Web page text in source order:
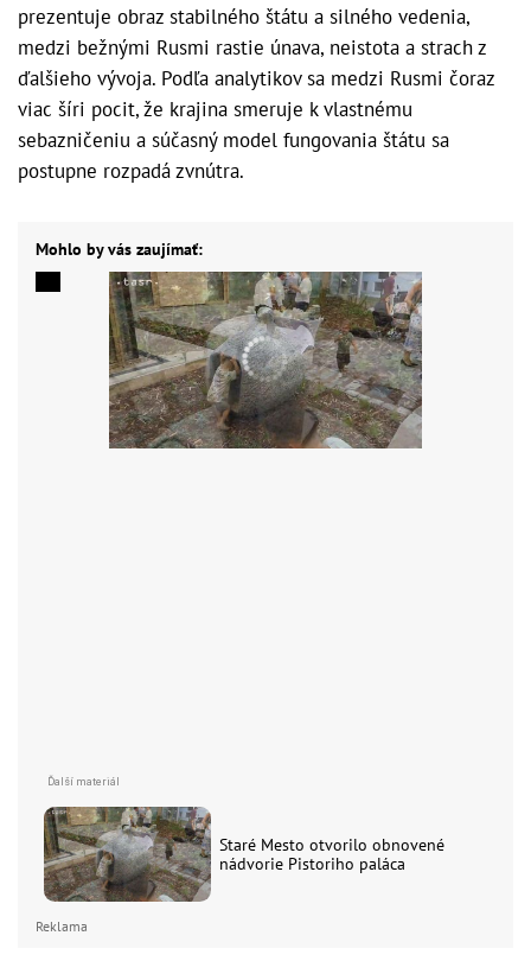
prezentuje obraz stabilného štátu a silného vedenia,
medzi bežnými Rusmi rastie únava, neistota a strach z
ďalšieho vývoja. Podľa analytikov sa medzi Rusmi čoraz
viac šíri pocit, že krajina smeruje k vlastnému
sebazničeniu a súčasný model fungovania štátu sa
postupne rozpadá zvnútra.
Mohlo by vás zaujímať:
Staré Mesto otvorilo obnovené
nádvorie Pistoriho paláca
Reklama